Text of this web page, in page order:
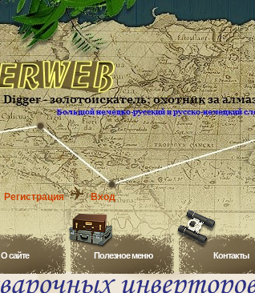
Регистрация Вход
O сайте Полезное меню Контакты